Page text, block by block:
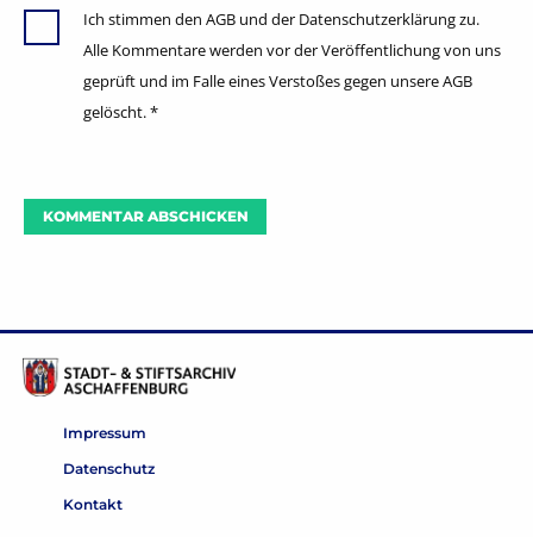
Ich stimmen den AGB und der Datenschutzerklärung zu.
Alle Kommentare werden vor der Veröffentlichung von uns
geprüft und im Falle eines Verstoßes gegen unsere AGB
gelöscht.*
Impressum
Datenschutz
Kontakt